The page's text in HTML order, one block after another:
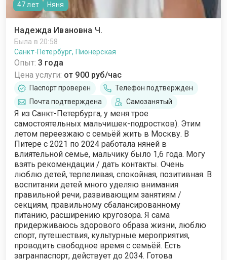
47 лет Няня
Надежда Ивановна Ч.
Была в 20:58
Санкт-Петербург, Пионерская
Опыт: 3 года
Цена услуги: от 900 руб/час
Паспорт проверен
Телефон подтвержден
Почта подтверждена
Самозанятый
Я из Санкт-Петербурга, у меня трое
самостоятельных мальчишек-подростков). Этим
летом переезжаю с семьёй жить в Москву. В
Питере с 2021 по 2024 работала няней в
влиятельной семье, мальчику было 1,6 года. Могу
взять рекомендации / дать контакты. Очень
люблю детей, терпеливая, спокойная, позитивная. В
воспитании детей много уделяю внимания
правильной речи, развивающим занятиям /
секциям, правильному сбалансированному
питанию, расширению кругозора. Я сама
придерживаюсь здорового образа жизни, люблю
спорт, путешествия, культурные мероприятия,
проводить свободное время с семьёй. Есть
загранпаспорт, действует до 2034. Готова